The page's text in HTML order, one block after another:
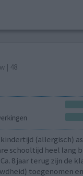
| 48
(allergisch)
schooltijd heel lang
8 jaar terug zijn de
toegenomen